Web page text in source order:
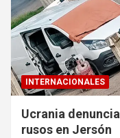
INTERNACIONALES
Ucrania
rusos en Jersón